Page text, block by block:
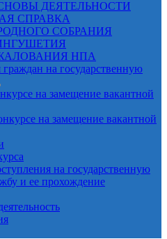
ДЕЯТЕЛЬНОСТИ
СПРАВКА
СОБРАНИЯ
НПА
на государственную
на замещение вакантной
на замещение вакантной
на государственную
и ее прохождение